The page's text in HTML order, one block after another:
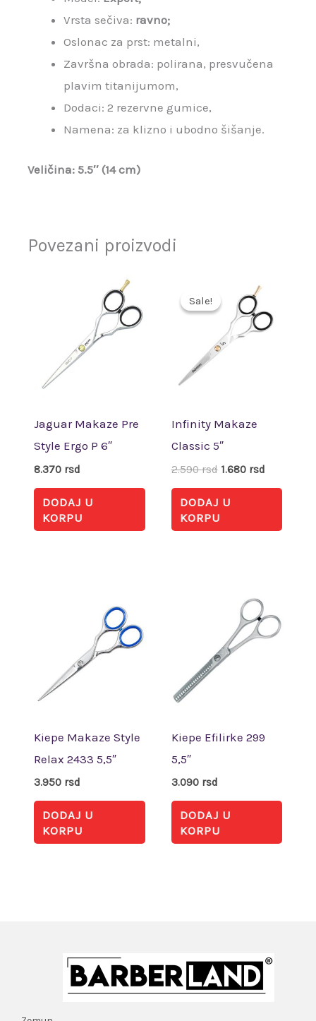
Vrsta sečiva: ravno;
Oslonac za prst: metalni,
Završna obrada: polirana, presvučena
plavim titanijumom,
Dodaci: 2 rezervne gumice,
Namena: za klizno i ubodno šišanje.
Veličina: 5.5″ (14 cm)
Povezani proizvodi
Jaguar Makaze Pre
Style Ergo P 6″
8.370 rsd
DODAJ U
KORPU
Sale!
Sale!
Infinity Makaze
Classic 5″
2.590rsd
je
bila:
2.590 rsd.
1.680 rsd
1.680 rsd.
DODAJ U
KORPU
Kiepe Makaze Style
Relax 2433 5,5″
3.950 rsd
DODAJ U
KORPU
Kiepe Efilirke 299
5,5″
3.090 rsd
DODAJ U
KORPU